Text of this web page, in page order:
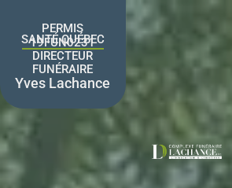
contenuPERMIS
SANTÉ QUÉBEC
19FUN0231
DIRECTEUR
FUNÉRAIRE
Yves Lachance